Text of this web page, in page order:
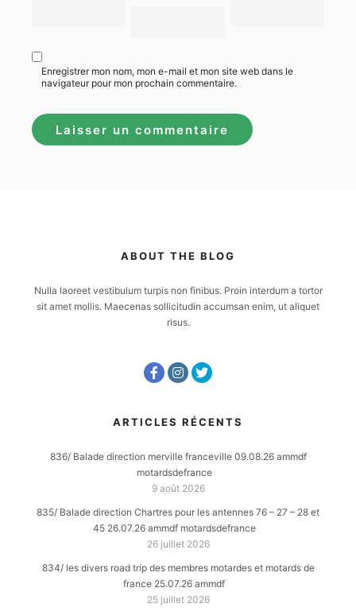
Enregistrer mon nom, mon e-mail et mon site web dans le
navigateur pour mon prochain commentaire.
ABOUT THE BLOG
Nulla laoreet vestibulum turpis non finibus. Proin interdum a tortor
sit amet mollis. Maecenas sollicitudin accumsan enim, ut aliquet
risus.
ARTICLES RÉCENTS
836/ Balade direction merville franceville 09.08.26 ammdf
motardsdefrance
9 août 2026
835/ Balade direction Chartres pour les antennes 76 – 27 – 28 et
45 26.07.26 ammdf motardsdefrance
26 juillet 2026
834/ les divers road trip des membres motardes et motards de
france 25.07.26 ammdf
25 juillet 2026